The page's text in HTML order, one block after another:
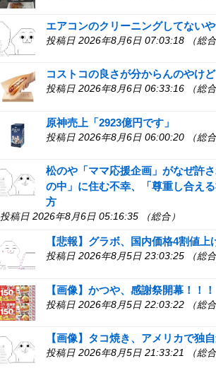
エアコンのクリーニングしてない
投稿日 2026年8月6日 07:03:18 （総合
コストコの良さが分からんのやけど
投稿日 2026年8月6日 06:33:16 （総合
原神売上「2923億円です」
投稿日 2026年8月6日 06:00:20 （総合
松のや「ママ応援企画」がなぜ許
の中」に住む不幸、「尊重し合え
方
投稿日 2026年8月6日 05:16:35 （総合）
【悲報】グラボ、国内価格4割値上
投稿日 2026年8月5日 23:03:25 （総合
【画像】かつや、感謝祭開幕！！！
投稿日 2026年8月5日 22:03:22 （総合
【画像】タコ焼き、アメリカで独
投稿日 2026年8月5日 21:33:21 （総合